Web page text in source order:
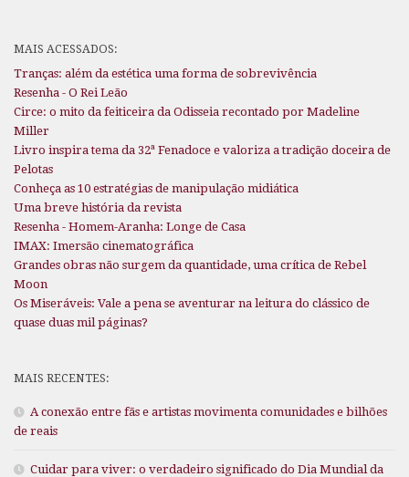
MAIS ACESSADOS:
Tranças: além da estética uma forma de sobrevivência
Resenha - O Rei Leão
Circe: o mito da feiticeira da Odisseia recontado por Madeline
Miller
Livro inspira tema da 32ª Fenadoce e valoriza a tradição doceira de
Pelotas
Conheça as 10 estratégias de manipulação midiática
Uma breve história da revista
Resenha - Homem-Aranha: Longe de Casa
IMAX: Imersão cinematográfica
Grandes obras não surgem da quantidade, uma crítica de Rebel
Moon
Os Miseráveis: Vale a pena se aventurar na leitura do clássico de
quase duas mil páginas?
MAIS RECENTES:
A conexão entre fãs e artistas movimenta comunidades e bilhões
de reais
Cuidar para viver: o verdadeiro significado do Dia Mundial da